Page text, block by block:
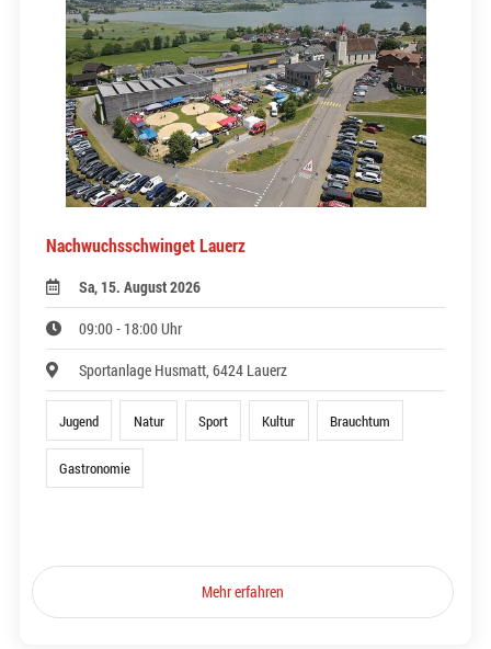
Nachwuchsschwinget Lauerz
Sa, 15. August 2026
09:00 - 18:00 Uhr
Sportanlage Husmatt, 6424 Lauerz
Jugend Natur Sport Kultur Brauchtum
Gastronomie
Mehr erfahren